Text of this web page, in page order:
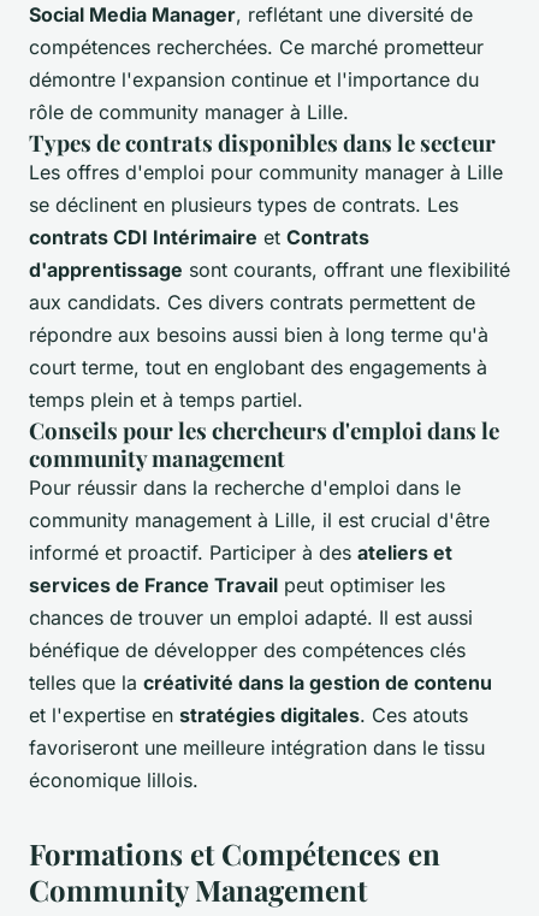
Social Media Manager, reflétant une diversité de
compétences recherchées. Ce marché prometteur
démontre l'expansion continue et l'importance du
rôle de community manager à Lille.
Types de contrats disponibles dans le secteur
Les offres d'emploi pour community manager à Lille
se déclinent en plusieurs types de contrats. Les
contrats CDI Intérimaire et Contrats
d'apprentissage sont courants, offrant une flexibilité
aux candidats. Ces divers contrats permettent de
répondre aux besoins aussi bien à long terme qu'à
court terme, tout en englobant des engagements à
temps plein et à temps partiel.
Conseils pour les chercheurs d'emploi dans le
community management
Pour réussir dans la recherche d'emploi dans le
community management à Lille, il est crucial d'être
informé et proactif. Participer à des ateliers et
services de France Travail peut optimiser les
chances de trouver un emploi adapté. Il est aussi
bénéfique de développer des compétences clés
telles que la créativité dans la gestion de contenu
et l'expertise en stratégies digitales. Ces atouts
favoriseront une meilleure intégration dans le tissu
économique lillois.
Formations et Compétences en
Community Management